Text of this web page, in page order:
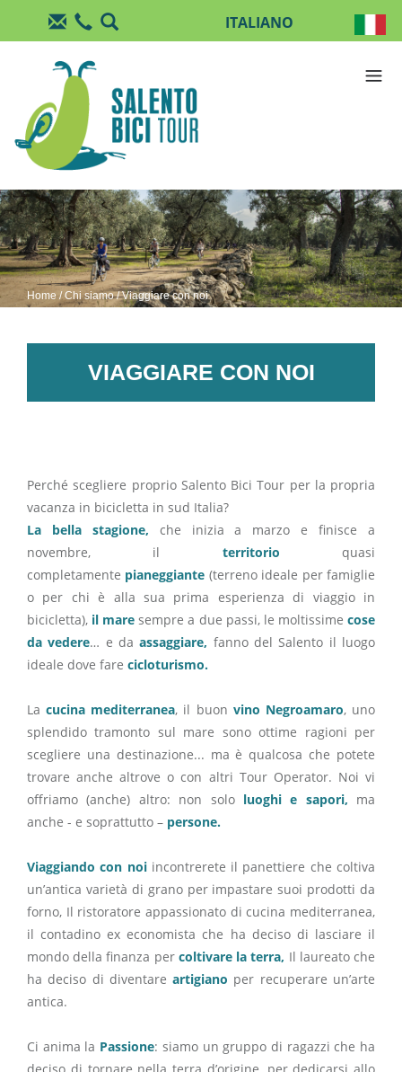
Salta al contenuto principale
Home /Chi siamo/ Viaggiare con noi
VIAGGIARE CON NOI
Perché scegliere proprio Salento Bici Tour per la propria
vacanza in bicicletta in sud Italia?
La bella stagione, che inizia a marzo e finisce a
novembre, il territorio quasi
completamente pianeggiante (terreno ideale per famiglie
o per chi è alla sua prima esperienza di viaggio in
bicicletta), il mare sempre a due passi, le moltissimecose
da vedere… e daassaggiare, fanno del Salento il luogo
ideale dove fare cicloturismo.
Lacucina mediterranea, il buon vino Negroamaro, uno
splendido tramonto sul mare sono ottime ragioni per
scegliere una destinazione... ma è qualcosa che potete
trovare anche altrove o con altri Tour Operator. Noi vi
offriamo (anche) altro: non solo luoghi e sapori, ma
anche - e soprattutto – persone.
Viaggiando con noiincontrerete il panettiere che coltiva
un’antica varietà di grano per impastare suoi prodotti da
forno, Il ristoratore appassionato di cucina mediterranea,
il contadino ex economista che ha deciso di lasciare il
mondo della finanza per coltivare la terra, Il laureato che
ha deciso di diventareartigiano per recuperare un’arte
antica.
Ci anima la Passione: siamo un gruppo di ragazzi che ha